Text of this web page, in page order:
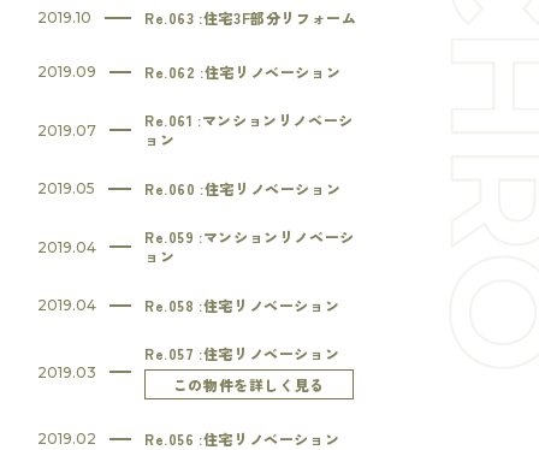
2019.10 Re.063 :住宅3F部分リフォーム
2019.09 Re.062 :住宅リノベーション
2019.07
Re.061 :マンションリノベーシ
ョン
2019.05 Re.060 :住宅リノベーション
2019.04
Re.059 :マンションリノベーシ
ョン
2019.04 Re.058 :住宅リノベーション
2019.03
Re.057 :住宅リノベーション
この物件を詳しく見る
2019.02 Re.056 :住宅リノベーション